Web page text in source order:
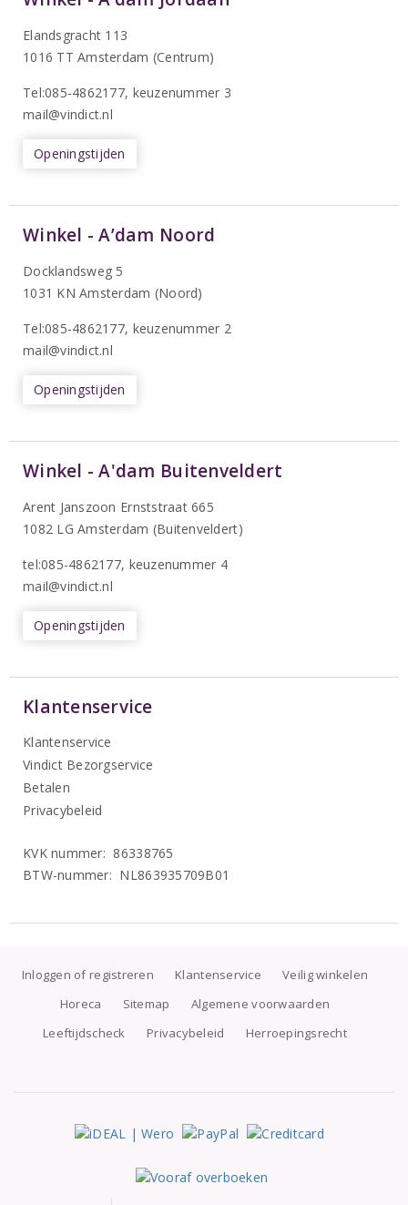
Elandsgracht 113
1016 TT Amsterdam (Centrum)
Tel:085-4862177, keuzenummer 3
mail@vindict.nl
Openingstijden
Winkel - A’dam Noord
Docklandsweg 5
1031 KN Amsterdam (Noord)
Tel:085-4862177, keuzenummer 2
mail@vindict.nl
Openingstijden
Winkel - A'dam Buitenveldert
Arent Janszoon Ernststraat 665
1082 LG Amsterdam (Buitenveldert)
tel:085-4862177, keuzenummer 4
mail@vindict.nl
Openingstijden
Klantenservice
Klantenservice
Vindict Bezorgservice
Betalen
Privacybeleid
KVK nummer: 86338765
BTW-nummer: NL863935709B01
Inloggen of registreren Klantenservice
Veilig winkelen
Horeca
Sitemap
Algemene voorwaarden
Leeftijdscheck
Privacybeleid Herroepingsrecht